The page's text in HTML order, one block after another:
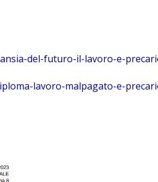
del-futuro-il-lavoro-e-
lavoro-malpagato-e-